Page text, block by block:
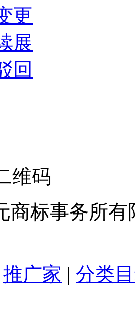
更
展
回
维码
商标事务所
推广家 | 分类